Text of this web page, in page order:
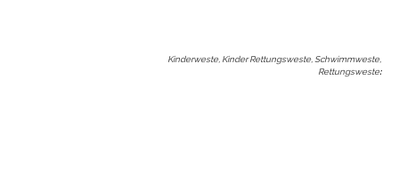
Kinderweste, Kinder Rettungsweste, Schwimmweste,
Rettungsweste: